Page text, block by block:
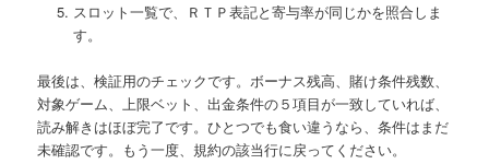
スロット一覧で、ＲＴＰ表記と寄与率が同じかを照合しま
す。
最後は、検証用のチェックです。ボーナス残高、賭け条件残数、
対象ゲーム、上限ベット、出金条件の５項目が一致していれば、
読み解きはほぼ完了です。ひとつでも食い違うなら、条件はまだ
未確認です。もう一度、規約の該当行に戻ってください。